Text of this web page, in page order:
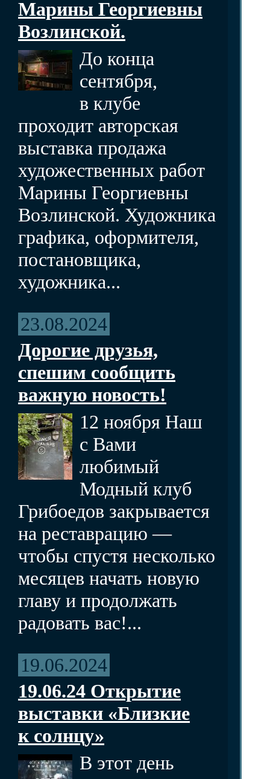
Марины Георгиевны
Возлинской.
До конца
сентября,
в клубе
проходит авторская
выставка продажа
художественных работ
Марины Георгиевны
Возлинской. Художника
графика, оформителя,
постановщика,
художника...
23.08.2024
Дорогие друзья,
спешим сообщить
важную новость!
12 ноября Наш
с Вами
любимый
Модный клуб
Грибоедов закрывается
на реставрацию —
чтобы спустя несколько
месяцев начать новую
главу и продолжать
радовать вас!...
19.06.2024
19.06.24 Открытие
выставки «Близкие
к солнцу»
В этот день